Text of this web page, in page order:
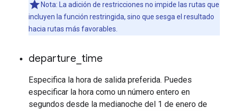
Nota: La adición de restricciones no impide las rutas que
incluyen la función restringida, sino que sesga el resultado
hacia rutas más favorables.
departure time
Especifica la hora de salida preferida. Puedes
especificar la hora como un número entero en
segundos desde la medianoche del 1 de enero de